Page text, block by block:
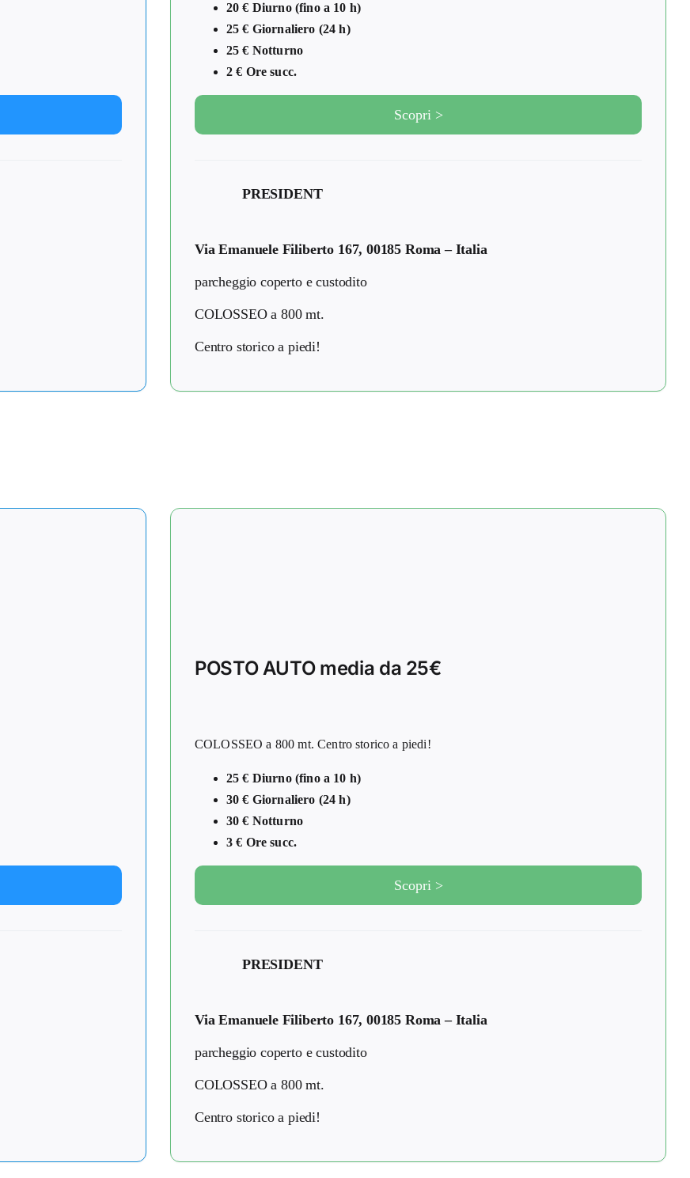
20 € Diurno (fino a 10 h)
25 € Giornaliero (24 h)
25 € Notturno
2 € Ore succ.
Scopri >
PRESIDENT
Via Emanuele Filiberto 167, 00185 Roma – Italia
parcheggio coperto e custodito
COLOSSEO a 800 mt.
Centro storico a piedi!
POSTO AUTO media da 25€
COLOSSEO a 800 mt. Centro storico a piedi!
25 € Diurno (fino a 10 h)
30 € Giornaliero (24 h)
30 € Notturno
3 € Ore succ.
Scopri >
PRESIDENT
Via Emanuele Filiberto 167, 00185 Roma – Italia
parcheggio coperto e custodito
COLOSSEO a 800 mt.
Centro storico a piedi!